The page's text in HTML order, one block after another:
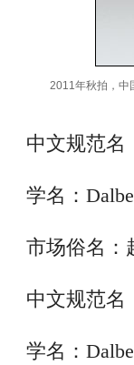
2011年秋拍，中
中文规范名
学名：
市场俗名：
中文规范名
学名：